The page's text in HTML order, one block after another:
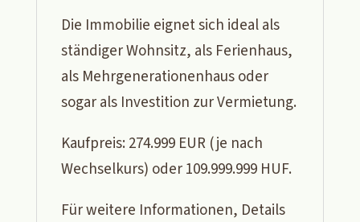
Die Immobilie eignet sich ideal als
ständiger Wohnsitz, als Ferienhaus,
als Mehrgenerationenhaus oder
sogar als Investition zur Vermietung.
Kaufpreis: 274.999 EUR (je nach
Wechselkurs) oder 109.999.999 HUF.
Für weitere Informationen, Details